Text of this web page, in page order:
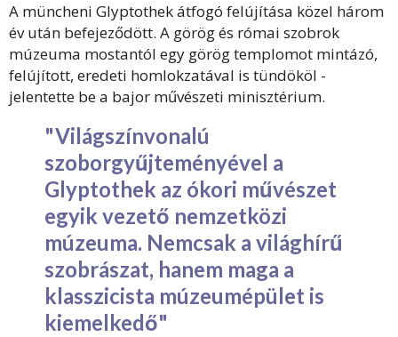
A müncheni Glyptothek átfogó felújítása közel három
év után befejeződött. A görög és római szobrok
múzeuma mostantól egy görög templomot mintázó,
felújított, eredeti homlokzatával is tündököl -
jelentette be a bajor művészeti minisztérium.
"Világszínvonalú
szoborgyűjteményével a
Glyptothek az ókori művészet
egyik vezető nemzetközi
múzeuma. Nemcsak a világhírű
szobrászat, hanem maga a
klasszicista múzeumépület is
kiemelkedő"